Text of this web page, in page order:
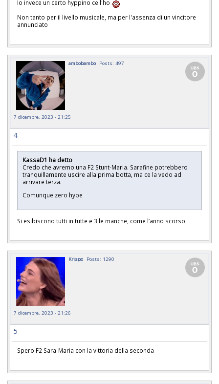
Io invece un certo hyppino ce l'ho
Non tanto per il livello musicale, ma per l'assenza di un vincitore
annunciato
ambobambo Posts: 497
7 dicembre, 2023 - 21:25
4
KassaD1 ha detto
Credo che avremo una F2 Stunt-Maria. Sarafine potrebbero
tranquillamente uscire alla prima botta, ma ce la vedo ad
arrivare terza.
Comunque zero hype
Si esibiscono tutti in tutte e 3 le manche, come l’anno scorso
Krispo Posts: 1290
7 dicembre, 2023 - 21:26
5
Spero F2 Sara-Maria con la vittoria della seconda